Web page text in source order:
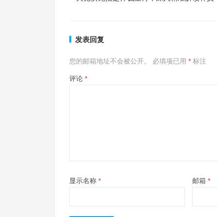
发表回复
您的邮箱地址不会被公开。 必填项已用 * 标注
评论 *
显示名称 * 邮箱 *